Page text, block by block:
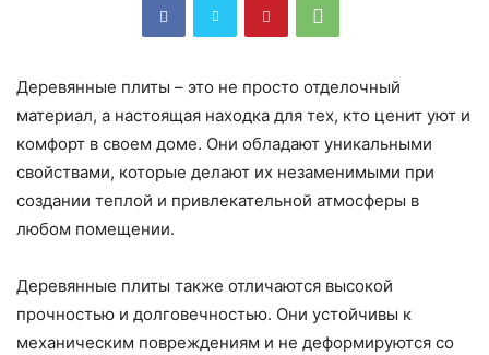
Деревянные плиты – это не просто отделочный
материал, а настоящая находка для тех, кто ценит уют и
комфорт в своем доме. Они обладают уникальными
свойствами, которые делают их незаменимыми при
создании теплой и привлекательной атмосферы в
любом помещении.
Деревянные плиты также отличаются высокой
прочностью и долговечностью. Они устойчивы к
механическим повреждениям и не деформируются со